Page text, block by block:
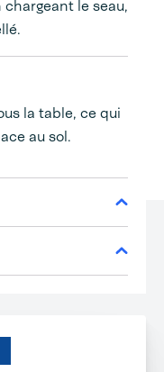
le seau,
la table, ce qui
au sol.